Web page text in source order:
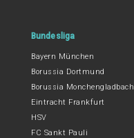
Bundesliga
Bayern München
Borussia Dortmund
Borussia Monchengladbach
Eintracht Frankfurt
HSV
FC Sankt Pauli